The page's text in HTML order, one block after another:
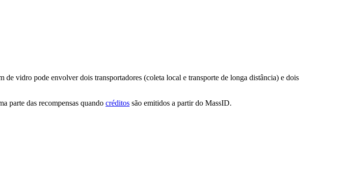
vidro pode envolver dois transportadores (coleta local e transporte de longa distância) e dois
parte das recompensas quando créditos são emitidos a partir do MassID.